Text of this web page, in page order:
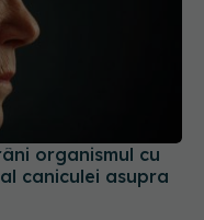
organismul cu
caniculei asupra